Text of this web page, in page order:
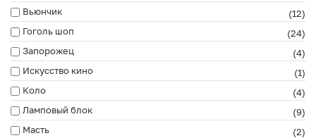
Вьюнчик
(12)
Гоголь шоп
(24)
Запорожец
(4)
Искусство кино
(1)
Коло
(4)
Ламповый блок
(9)
Масть
(2)